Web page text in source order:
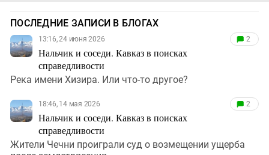
ПОСЛЕДНИЕ ЗАПИСИ В БЛОГАХ
13:16, 24 июня 2026
Нальчик и соседи. Кавказ в поисках
справедливости
2
Река имени Хизира. Или что-то другое?
18:46, 14 мая 2026
Нальчик и соседи. Кавказ в поисках
справедливости
2
Жители Чечни проиграли суд о возмещении ущерба